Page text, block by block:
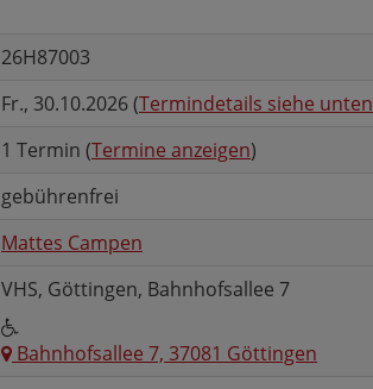
26H87003
Fr., 30.10.2026 (Termindetails siehe unten
1 Termin (Termine anzeigen)
gebührenfrei
Mattes Campen
VHS, Göttingen, Bahnhofsallee 7
Bahnhofsallee 7, 37081 Göttingen